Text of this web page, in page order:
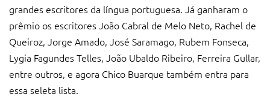
grandes escritores da língua portuguesa. Já ganharam o
prêmio os escritores João Cabral de Melo Neto, Rachel de
Queiroz, Jorge Amado, José Saramago, Rubem Fonseca,
Lygia Fagundes Telles, João Ubaldo Ribeiro, Ferreira Gullar,
entre outros, e agora Chico Buarque também entra para
essa seleta lista.